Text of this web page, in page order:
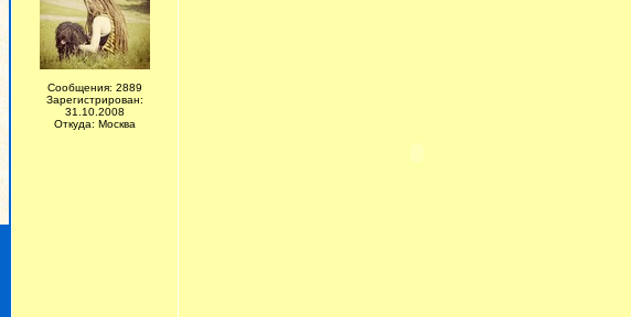
Сообщения: 2889
Зарегистрирован:
31.10.2008
Откуда: Москва